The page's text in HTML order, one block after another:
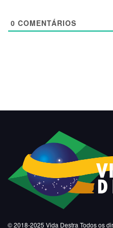
0 COMENTÁRIOS
© 2018-2025 Vida Destra Todos os